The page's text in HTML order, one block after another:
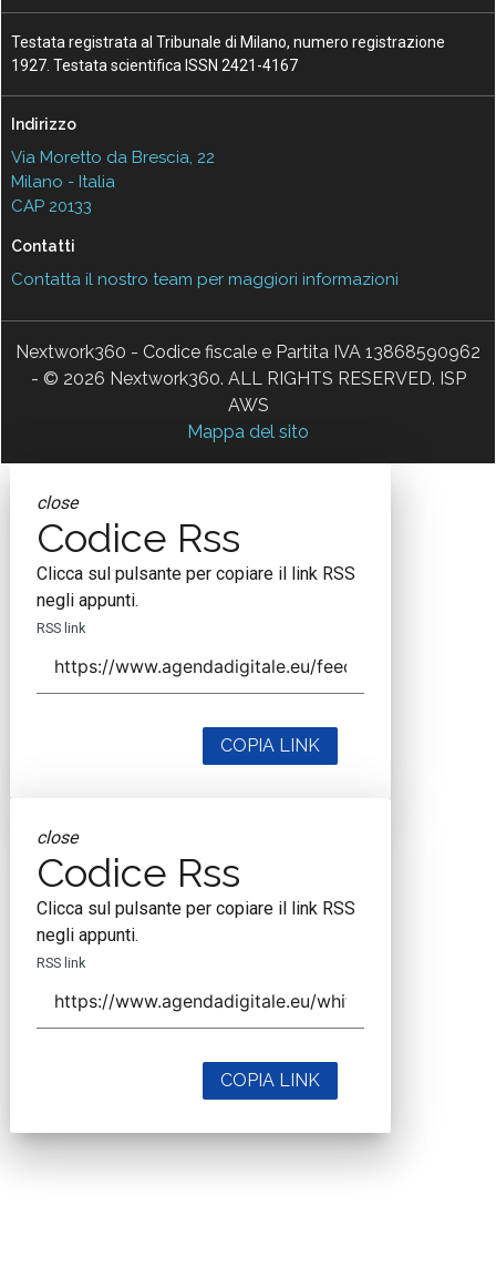
Testata registrata al Tribunale di Milano, numero registrazione
1927. Testata scientifica ISSN 2421-4167
Indirizzo
Via Moretto da Brescia, 22
Milano - Italia
CAP 20133
Contatti
Contatta il nostro team per maggiori informazioni
Nextwork360 - Codice fiscale e Partita IVA 13868590962
- © 2026 Nextwork360. ALL RIGHTS RESERVED. ISP
AWS
Mappa del sito
close
Codice Rss
Clicca sul pulsante per copiare il link RSS
negli appunti.
RSS link
COPIA LINK
close
Codice Rss
Clicca sul pulsante per copiare il link RSS
negli appunti.
RSS link
COPIA LINK